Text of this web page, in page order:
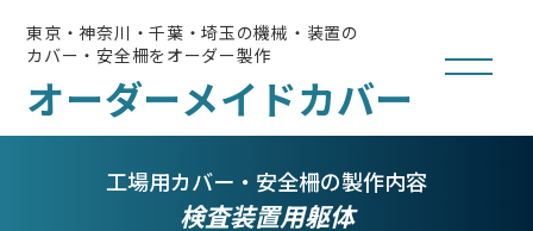
東京・神奈川・千葉・埼玉の機械・装置の
カバー・安全柵をオーダー製作
オーダーメイドカバー
工場用カバー・安全柵の製作内容
検査装置用躯体